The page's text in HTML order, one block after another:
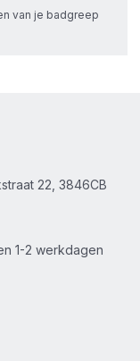
van je badgreep
22, 3846CB
1-2 werkdagen